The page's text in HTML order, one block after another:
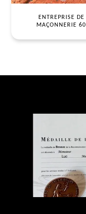
ENTREPRISE DE
MAÇONNERIE 60